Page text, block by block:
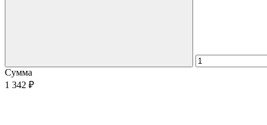
Сумма
1 342 ₽